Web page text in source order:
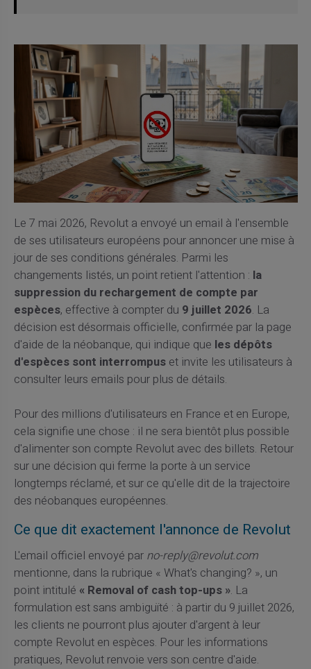
Le 7 mai 2026, Revolut a envoyé un email à l'ensemble
de ses utilisateurs européens pour annoncer une mise à
jour de ses conditions générales. Parmi les
changements listés, un point retient l'attention : la
suppression du rechargement de compte par
espèces, effective à compter du 9 juillet 2026. La
décision est désormais officielle, confirmée par la page
d'aide de la néobanque, qui indique que les dépôts
d'espèces sont interrompuset invite les utilisateurs à
consulter leurs emails pour plus de détails.
Pour des millions d'utilisateurs en France et en Europe,
cela signifie une chose : il ne sera bientôt plus possible
d'alimenter son compte Revolut avec des billets. Retour
sur une décision qui ferme la porte à un service
longtemps réclamé, et sur ce qu'elle dit de la trajectoire
des néobanques européennes.
Ce que dit exactement l'annonce de Revolut
L'email officiel envoyé par no-reply@revolut.com
mentionne, dans la rubrique « What's changing? », un
point intitulé « Removal of cash top-ups ». La
formulation est sans ambiguïté : à partir du 9 juillet 2026,
les clients ne pourront plus ajouter d'argent à leur
compte Revolut en espèces. Pour les informations
pratiques, Revolut renvoie vers son centre d'aide.